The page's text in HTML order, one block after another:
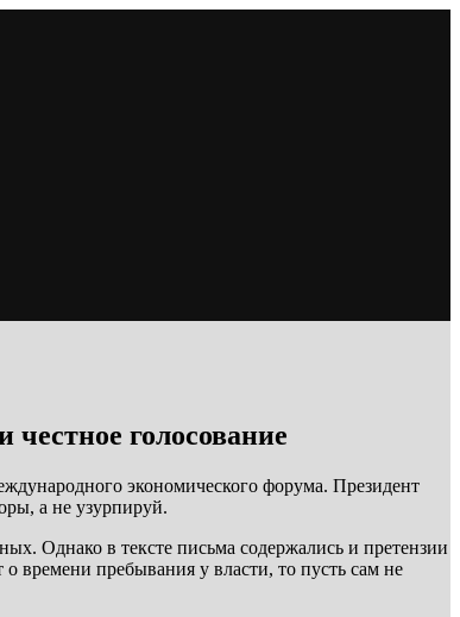
честное голосование
экономического форума. Президент
а не узурпируй.
Однако в тексте письма содержались и претензии
времени пребывания у власти, то пусть сам не